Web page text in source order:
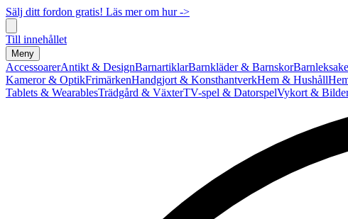
Sälj ditt fordon gratis! Läs mer om hur ->
Till innehållet
Meny
AccessoarerAntikt & DesignBarnartiklarBarnkläder & Barnskor
Kameror & OptikFrimärkenHandgjort & KonsthantverkHem & Hushåll
Tablets & WearablesTrädgård & VäxterTV-spel & DatorspelVykort &